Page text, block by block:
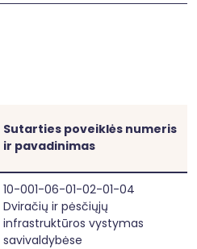
Sutarties poveiklės numeris
ir pavadinimas
10-001-06-01-02-01-04
Dviračių ir pėsčiųjų
infrastruktūros vystymas
savivaldybėse